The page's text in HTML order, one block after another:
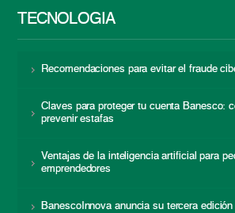
TECNOLOGÍA
Recomendaciones para evitar el fraude
Claves para proteger tu cuenta Banesco:
prevenir estafas
Ventajas de la inteligencia artificial para
emprendedores
BanescoInnova anuncia su tercera edición